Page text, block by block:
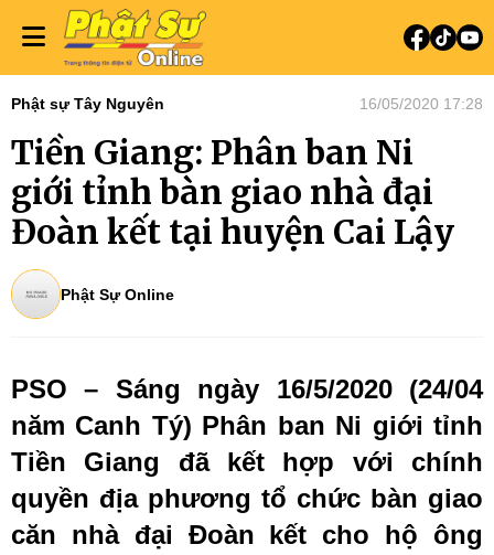
Phật sự Tây Nguyên 16/05/2020 17:28
Tiền Giang: Phân ban Ni
giới tỉnh bàn giao nhà đại
Đoàn kết tại huyện Cai Lậy
Phật Sự Online
PSO – Sáng ngày 16/5/2020 (24/04
năm Canh Tý) Phân ban Ni giới tỉnh
Tiền Giang đã kết hợp với chính
quyền địa phương tổ chức bàn giao
căn nhà đại Đoàn kết cho hộ ông